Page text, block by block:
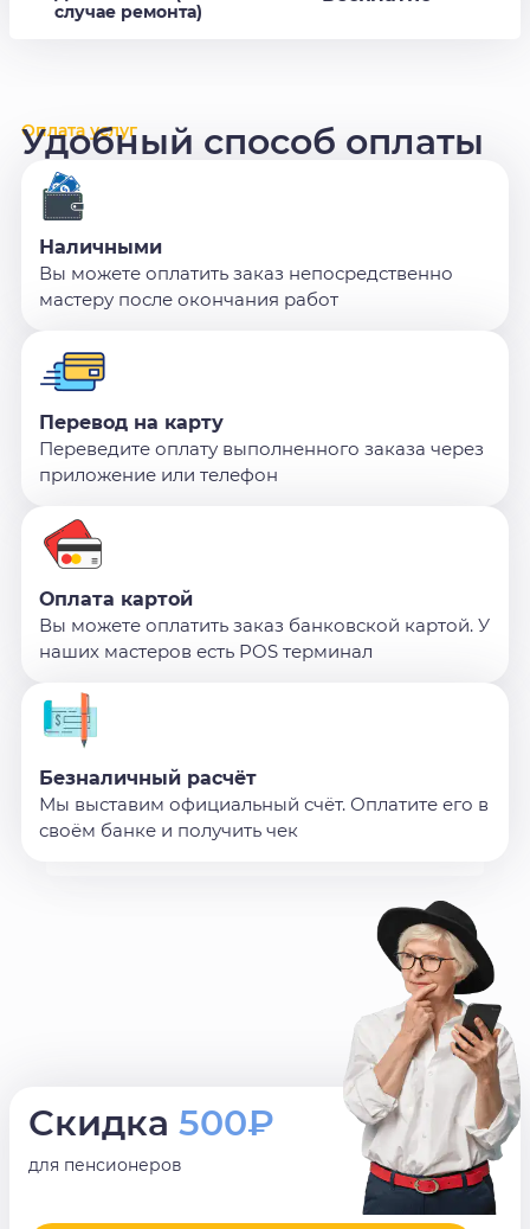
случае ремонта)
Оплата услуг
Удобный способ оплаты
Наличными
Вы можете оплатить заказ непосредственно
мастеру после окончания работ
Перевод на карту
Переведите оплату выполненного заказа через
приложение или телефон
Оплата картой
Вы можете оплатить заказ банковской картой. У
наших мастеров есть POS терминал
Безналичный расчёт
Мы выставим официальный счёт. Оплатите его в
своём банке и получить чек
Скидка 500₽
для пенсионеров